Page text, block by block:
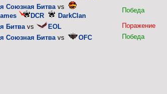
Союзная Битва vs
DCR DarkClan
Победа
Битва vs EOL
Поражение
Союзная Битва vs OFC Победа